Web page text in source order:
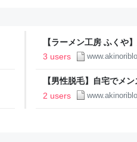
【ラーメン工房 ふくや
ノリがブログ
3 users
【男性脱毛】自宅でメ
いすね毛からおさらばし
2 users